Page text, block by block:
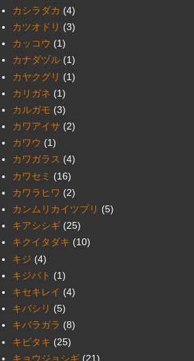
カシラダカ (4)
カツオドリ (3)
カッコウ (1)
カナダヅル (1)
カヤクグリ (1)
カリガネ (1)
カルガモ (3)
カワアイサ (2)
カワウ (1)
カワガラス (4)
カワセミ (16)
カワラヒワ (2)
カンムリカイツブリ (5)
キアシシギ (25)
キクイタダキ (10)
キジ (4)
キジバト (1)
キセキレイ (4)
キバシリ (5)
キバラガラ (8)
キビタキ (25)
キョウジョシギ (21)